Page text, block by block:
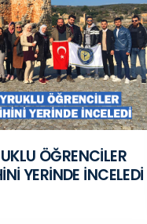
ÖĞRENCİLER
YERİNDE İNCELEDİ